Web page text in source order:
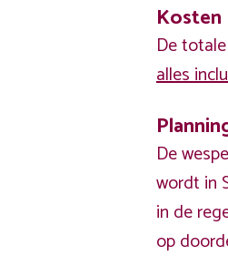
Kosten
De
alles
De
wordt in
in de
op